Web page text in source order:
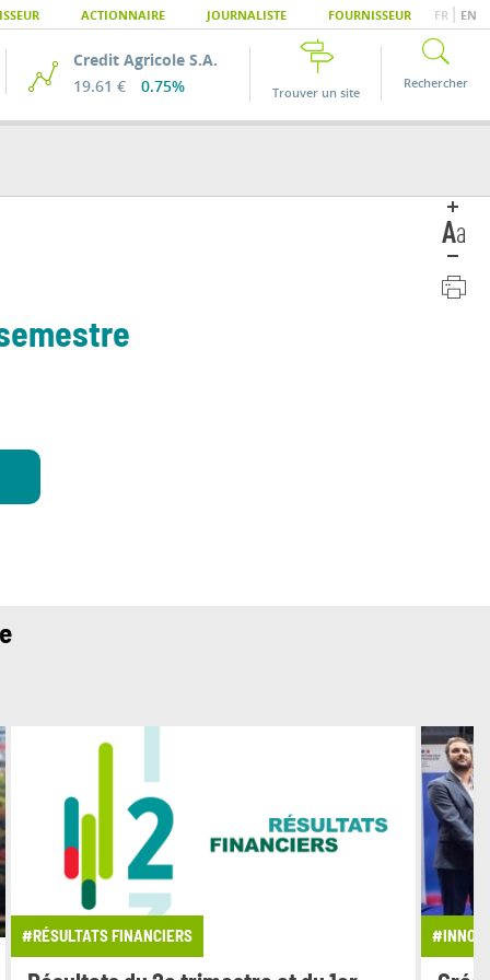
ACTIONNAIRE JOURNALISTE FOURNISSEUR FR EN
Credit Agricole S.A.
19.61 €
0.75% Trouver un site
Rechercher
#RÉSULTATS FINANCIERS